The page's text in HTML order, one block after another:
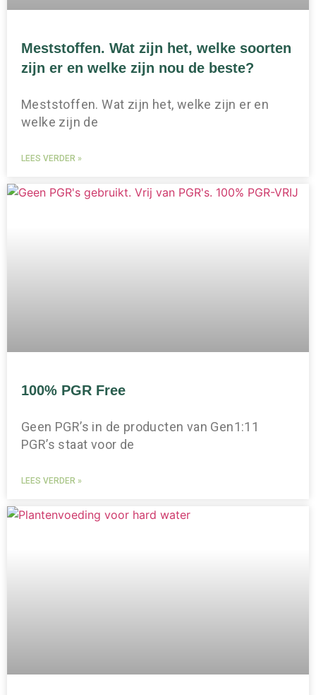
Meststoffen. Wat zijn het, welke soorten
zijn er en welke zijn nou de beste?
Meststoffen. Wat zijn het, welke zijn er en
welke zijn de
LEES VERDER »
100% PGR Free
Geen PGR’s in de producten van Gen1:11
PGR’s staat voor de
LEES VERDER »